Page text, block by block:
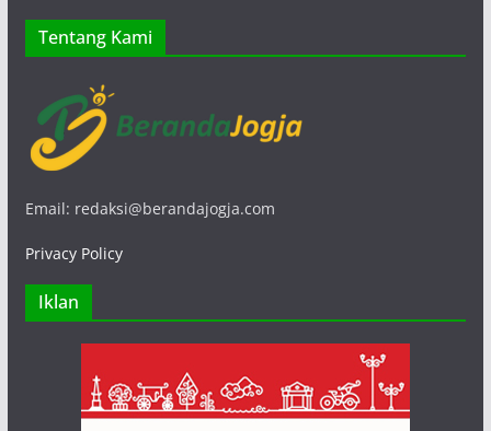
Tentang Kami
Email: redaksi@berandajogja.com
Privacy Policy
Iklan